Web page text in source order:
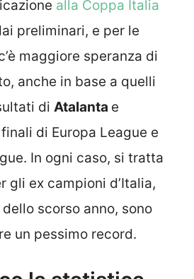
alla Coppa Italia
preliminari, e per le
maggiore speranza di
anche in base a quelli
di Atalanta e
di Europa League e
In ogni caso, si tratta
gli ex campioni d’Italia,
scorso anno, sono
un pessimo record.